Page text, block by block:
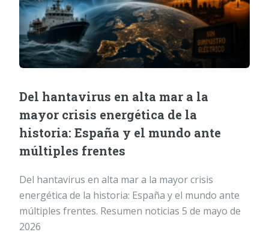
Del hantavirus en alta mar a la
mayor crisis energética de la
historia: España y el mundo ante
múltiples frentes
Del hantavirus en alta mar a la mayor crisis
energética de la historia: España y el mundo ante
múltiples frentes. Resumen noticias 5 de mayo de
2026